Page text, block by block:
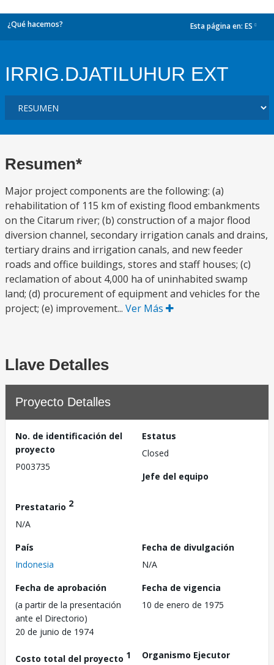
¿Qué hacemos? Esta página en: ES
IRRIG.DJATILUHUR EXT
Resumen*
Major project components are the following: (a)
rehabilitation of 115 km of existing flood embankments
on the Citarum river; (b) construction of a major flood
diversion channel, secondary irrigation canals and drains,
tertiary drains and irrigation canals, and new feeder
roads and office buildings, stores and staff houses; (c)
reclamation of about 4,000 ha of uninhabited swamp
land; (d) procurement of equipment and vehicles for the
project; (e) improvement... Ver Más
Llave Detalles
Proyecto Detalles
No. de identificación del
proyecto
P003735
Estatus
Closed
Jefe del equipo
Prestatario 2
N/A
País
Indonesia
Fecha de divulgación
N/A
Fecha de aprobación
(a partir de la presentación
ante el Directorio)
20 de junio de 1974
Fecha de vigencia
10 de enero de 1975
Costo total del proyecto 1
Organismo Ejecutor